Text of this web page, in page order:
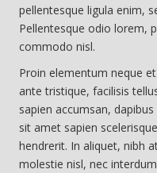
pellentesque ligula enim,
Pellentesque odio lorem,
commodo nisl.
Proin elementum neque
ante tristique, facilisis
sapien accumsan,
sit amet sapien
hendrerit. In aliquet, nibh
molestie nisl, nec